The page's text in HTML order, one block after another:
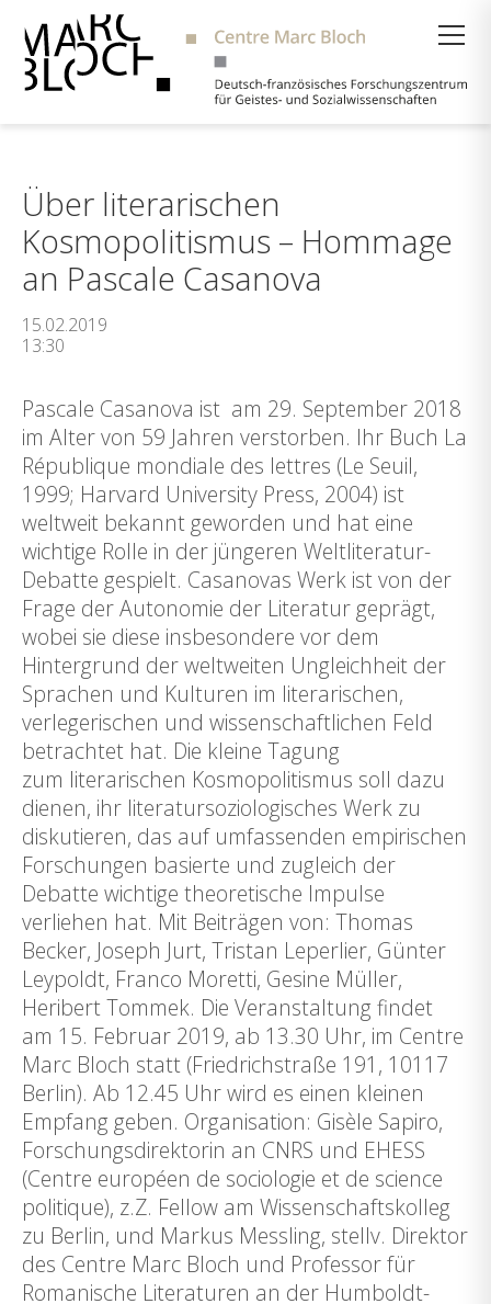
Über literarischen
Kosmopolitismus – Hommage
an Pascale Casanova
15.02.2019
13:30
Pascale Casanova ist am 29. September 2018
im Alter von 59 Jahren verstorben. Ihr Buch La
République mondiale des lettres (Le Seuil,
1999; Harvard University Press, 2004) ist
weltweit bekannt geworden und hat eine
wichtige Rolle in der jüngeren Weltliteratur-
Debatte gespielt. Casanovas Werk ist von der
Frage der Autonomie der Literatur geprägt,
wobei sie diese insbesondere vor dem
Hintergrund der weltweiten Ungleichheit der
Sprachen und Kulturen im literarischen,
verlegerischen und wissenschaftlichen Feld
betrachtet hat. Die kleine Tagung
zum literarischen Kosmopolitismus soll dazu
dienen, ihr literatursoziologisches Werk zu
diskutieren, das auf umfassenden empirischen
Forschungen basierte und zugleich der
Debatte wichtige theoretische Impulse
verliehen hat. Mit Beiträgen von: Thomas
Becker, Joseph Jurt, Tristan Leperlier, Günter
Leypoldt, Franco Moretti, Gesine Müller,
Heribert Tommek. Die Veranstaltung findet
am 15. Februar 2019, ab 13.30 Uhr, im Centre
Marc Bloch statt (Friedrichstraße 191, 10117
Berlin). Ab 12.45 Uhr wird es einen kleinen
Empfang geben. Organisation: Gisèle Sapiro,
Forschungsdirektorin an CNRS und EHESS
(Centre européen de sociologie et de science
politique), z.Z. Fellow am Wissenschaftskolleg
zu Berlin, und Markus Messling, stellv. Direktor
des Centre Marc Bloch und Professor für
Romanische Literaturen an der Humboldt-